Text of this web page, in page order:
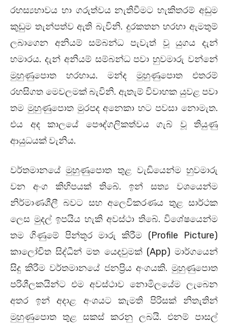
රහස්‍යභාවය හා ගරුත්වය නැතිවීමට හැකිතරම් අඩුම
කුඩුම තැන්පත්ව ඇති බැවිනි. දුරකතන හරහා ඇමතුම්
ලබාගෙන අනියම් සම්බන්ධ පැවැත් වූ යුගය දැන්
හමාරය. දැන් අනියම් සම්බන්ධ පවා හුවමාරු වන්නේ
මුහුණුපොත හරහාය. මන්ද මුහුණුපොත එතරම්
රහසිගත මෙවලමක් බැවිනි. ඇතැම් විවාහක යුවළ පවා
තම මුහුණුපොත මුරපද අනෙකා හට පවසා නොමැත.
එය අද කාලයේ පෞද්ගලිකත්වය ගැබ් වූ තියුණු
ආයුධයක් වැනිය.
වර්තමානයේ මුහුණුපොත තුළ වැඩියෙන්ම හුවමාරු
වන අංග කිහිපයක් තිබේ. ඉන් සත්‍ය වශයෙන්ම
නිර්මාණශීලී බවට සහ අලෙවිකරණය තුළ සාර්ථක
ලෙස මුදල් ඉපයිය හැකි අවස්ථා තිබේ. විශේෂයෙන්ම
තම ගිණුමේ පින්තූර මාරු කිරීම (Profile Picture)
කාලෝචිත සිද්ධීන් මත යෙදවුමක් (App) මාර්ගයෙන්
සිදු කිරීම වර්තමානයේ ජනප්‍රිය අංගයකි. මුහුණුපොත
පරිශීලකයින්ට එම අවස්ථාව නොමිලයේම ලැබෙන
අතර ඉන් අදාළ අංශයට කැමති පිරිසක් නිතැතින්
මුහුණුපොත තුළ සකස් කරනු ලබයි. එනම් පාසල්